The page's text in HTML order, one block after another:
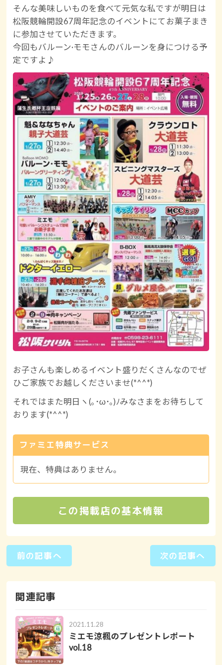
そんな美味しいものを食べて元気な私ですが明日は
松阪競輪開設67周年記念のイベントにてお菓子まき
に参加させていただきます。
今回もバルーン·モモさんのバルーンを身につける予
定ですよ♪
お子さんも楽しめるイベント盛りだくさんなのでぜ
ひご家族でお越しくださいませ(*^^*)
それではまた明日ヽ(｡･ω･｡)ﾉみなさまをお待ちして
おります(*^^*)
ファミエ特典サービス
現在、特典はありません。
この掲載店の基本情報
前の記事へ 次の記事へ
関連記事
2021.11.28
ミエモ涼楓のプレゼントレポート
vol.18